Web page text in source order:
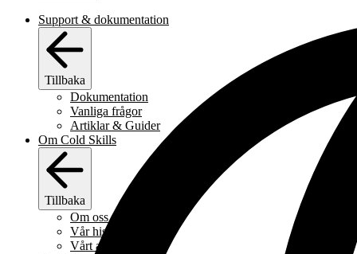
Support & dokumentation
Tillbaka
Dokumentation
Vanliga frågor
Artiklar & Guider
Om Cold Skills
Tillbaka
Om oss
Vår historia
Vårt arbetssätt